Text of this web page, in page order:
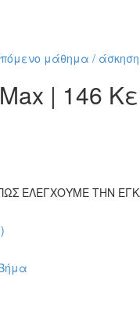
μάθημα / άσκηση
| 146
ΠΩΣ ΕΛΕΓΧΟΥΜΕ ΤΗΝ